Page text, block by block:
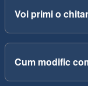
Voi primi o
Cum modific